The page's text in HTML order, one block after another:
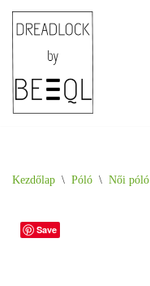
Skip
to
Kezdőlap \ Póló \ Női póló
Save